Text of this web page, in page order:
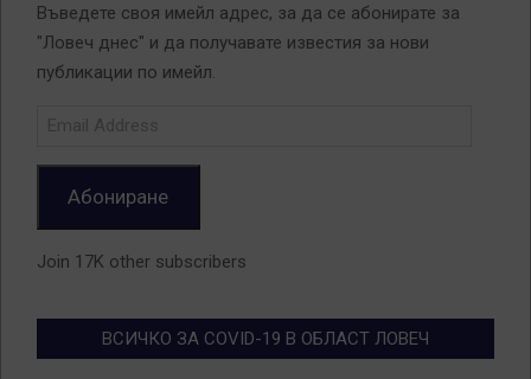
Въведете своя имейл адрес, за да се абонирате за
"Ловеч днес" и да получавате известия за нови
публикации по имейл.
Абониране
Join 17K other subscribers
ВСИЧКО ЗА COVID-19 В ОБЛАСТ ЛОВЕЧ